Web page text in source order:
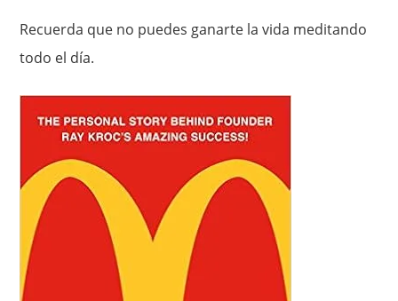
Recuerda que no puedes ganarte la vida meditando
todo el día.